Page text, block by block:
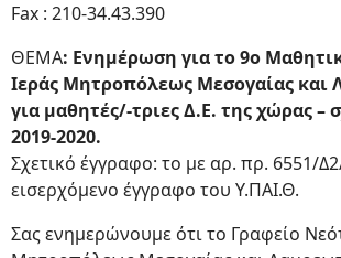
Fax : 210-34.43.390
ΘΕΜΑ: Ενημέρωση για το 9ο
Ιεράς Μητροπόλεως Μεσογαίας και
για μαθητές/-τριες Δ.Ε. της χώρας –
2019-2020.
Σχετικό έγγραφο: το με αρ. πρ. 6551/
εισερχόμενο έγγραφο του Υ.ΠΑΙ.Θ.
Σας ενημερώνουμε ότι το Γραφείο